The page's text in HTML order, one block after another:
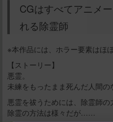
10
200 分 500
CGはすべてアニメ
れる除霊師
※本作品には、ホラー要素はほ
【ストーリー】
悪霊。
未練をもったまま死んだ人間の
悪霊を祓うためには、除霊師の
除霊の方法は様々だが……
秒传文